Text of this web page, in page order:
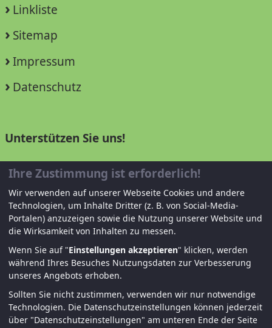
Linkliste
Sitemap
Impressum
Datenschutz
Unterstützen Sie uns!
Mitglied werden
Spenden und helfen
© KJF Regensburg – Alle Rechte vorbehalten. |
Fernwartung|Anmelden
Ihre Zustimmung ist erforderlich!
Wir verwenden auf unserer Webseite Cookies und andere
Technologien, um Inhalte Dritter (z. B. von Social-Media-
Portalen) anzuzeigen sowie die Nutzung unserer Website und
die Wirksamkeit von Inhalten zu messen.
Wenn Sie auf "Einstellungen akzeptieren" klicken, werden
während Ihres Besuches Nutzungsdaten zur Verbesserung
unseres Angebots erhoben.
Sollten Sie nicht zustimmen, verwenden wir nur notwendige
Technologien. Die Datenschutzeinstellungen können jederzeit
über "Datenschutzeinstellungen" am unteren Ende der Seite